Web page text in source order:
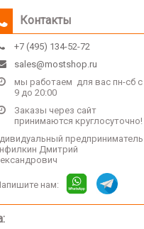
Контакты
+7 (495) 134-52-72
sales@mostshop.ru
мы работаем для вас пн-сб с
9 до 20:00
Заказы через сайт
принимаются круглосуточно!
предприниматель
Дмитрий
нам: